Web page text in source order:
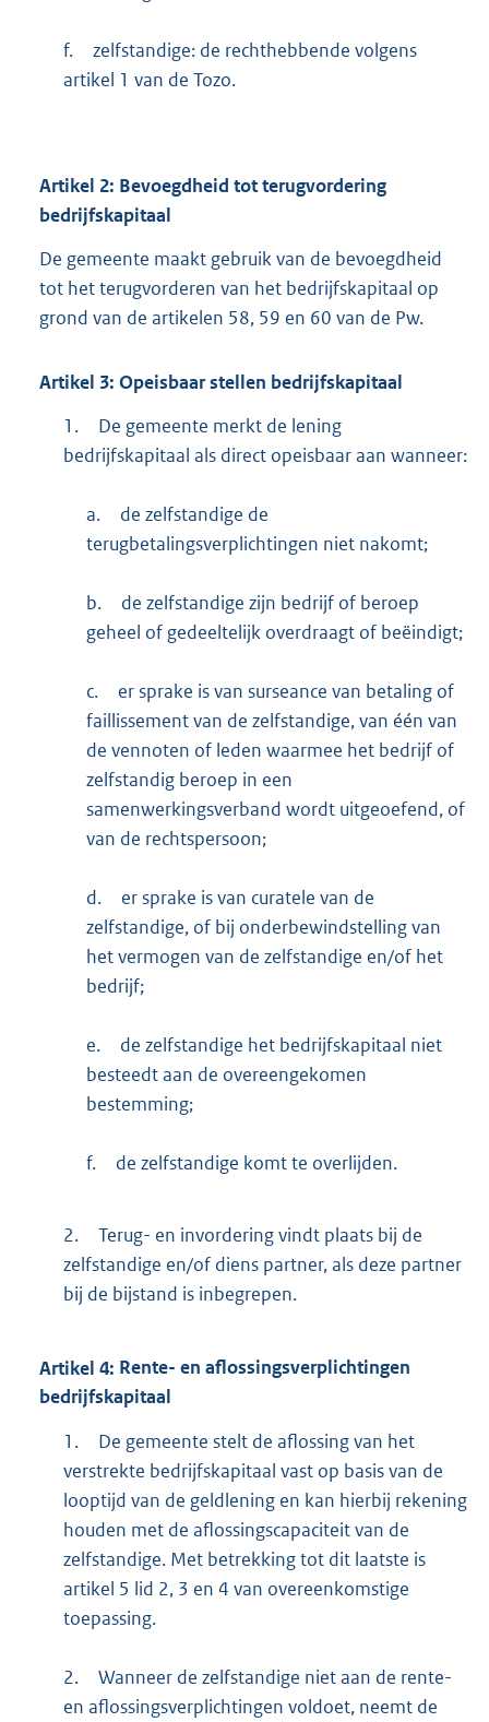
f.
zelfstandige: de rechthebbende volgens
artikel 1 van de Tozo.
Artikel 2: Bevoegdheid tot terugvordering
bedrijfskapitaal
De gemeente maakt gebruik van de bevoegdheid
tot het terugvorderen van het bedrijfskapitaal op
grond van de artikelen 58, 59 en 60 van de Pw.
Artikel 3: Opeisbaar stellen bedrijfskapitaal
1.
De gemeente merkt de lening
bedrijfskapitaal als direct opeisbaar aan wanneer:
a.
de zelfstandige de
terugbetalingsverplichtingen niet nakomt;
b.
de zelfstandige zijn bedrijf of beroep
geheel of gedeeltelijk overdraagt of beëindigt;
c.
er sprake is van surseance van betaling of
faillissement van de zelfstandige, van één van
de vennoten of leden waarmee het bedrijf of
zelfstandig beroep in een
samenwerkingsverband wordt uitgeoefend, of
van de rechtspersoon;
d.
er sprake is van curatele van de
zelfstandige, of bij onderbewindstelling van
het vermogen van de zelfstandige en/of het
bedrijf;
e.
de zelfstandige het bedrijfskapitaal niet
besteedt aan de overeengekomen
bestemming;
f. de zelfstandige komt te overlijden.
2.
Terug- en invordering vindt plaats bij de
zelfstandige en/of diens partner, als deze partner
bij de bijstand is inbegrepen.
Artikel 4: Rente- en aflossingsverplichtingen
bedrijfskapitaal
1.
De gemeente stelt de aflossing van het
verstrekte bedrijfskapitaal vast op basis van de
looptijd van de geldlening en kan hierbij rekening
houden met de aflossingscapaciteit van de
zelfstandige. Met betrekking tot dit laatste is
artikel 5 lid 2, 3 en 4 van overeenkomstige
toepassing.
2.
Wanneer de zelfstandige niet aan de rente-
en aflossingsverplichtingen voldoet, neemt de